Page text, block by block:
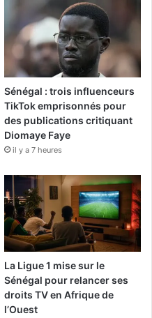
Sénégal : trois influenceurs
TikTok emprisonnés pour
des publications critiquant
Diomaye Faye
il y a 7 heures
La Ligue 1 mise sur le
Sénégal pour relancer ses
droits TV en Afrique de
l’Ouest